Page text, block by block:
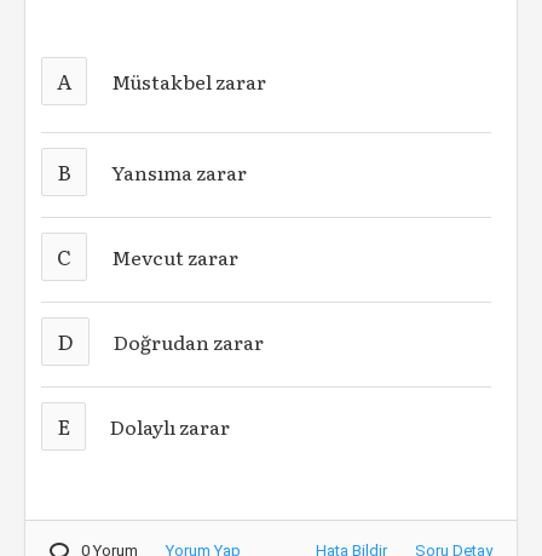
A Müstakbel zarar
B Yansıma zarar
C Mevcut zarar
D Doğrudan zarar
E Dolaylı zarar
0 Yorum Yorum Yap Hata Bildir Soru Detay